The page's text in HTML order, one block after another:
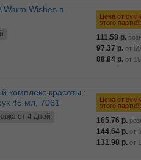
Цена от
этого
111.58 р.
97.37 р. от
88.84 р. от
45 мл, 7061
от 4 дней
Цена от
этого
165.76 р.
144.64 р. от
131.98 р. от